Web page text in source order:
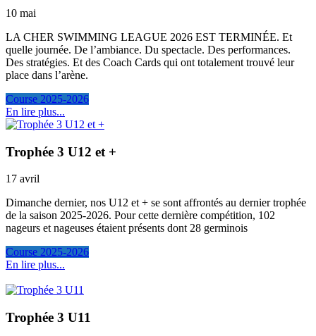
10 mai
LA CHER SWIMMING LEAGUE 2026 EST TERMINÉE. Et
quelle journée. De l’ambiance. Du spectacle. Des performances.
Des stratégies. Et des Coach Cards qui ont totalement trouvé leur
place dans l’arène.
Course 2025-2026
En lire plus...
Trophée 3 U12 et +
17 avril
Dimanche dernier, nos U12 et + se sont affrontés au dernier trophée
de la saison 2025-2026. Pour cette dernière compétition, 102
nageurs et nageuses étaient présents dont 28 germinois
Course 2025-2026
En lire plus...
Trophée 3 U11